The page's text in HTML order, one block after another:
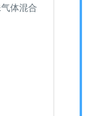
体混合